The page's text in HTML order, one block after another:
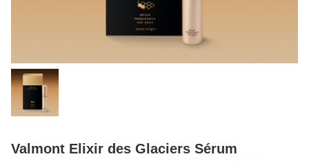
Valmont Elixir des Glaciers Sérum